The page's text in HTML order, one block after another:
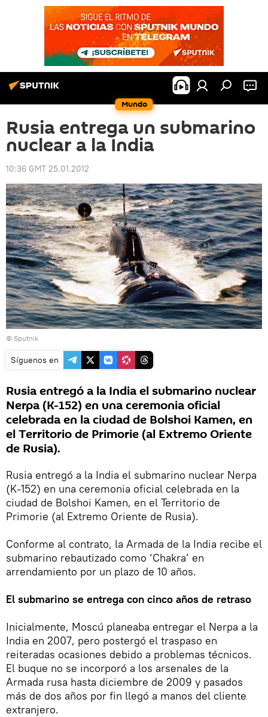
Mundo
Rusia entrega un submarino
nuclear a la India
10:36 GMT 25.01.2012
© Sputnik
Síguenos en
Rusia entregó a la India el submarino nuclear
Nerpa (K-152) en una ceremonia oficial
celebrada en la ciudad de Bolshoi Kamen, en
el Territorio de Primorie (al Extremo Oriente
de Rusia).
Rusia entregó a la India el submarino nuclear Nerpa
(K-152) en una ceremonia oficial celebrada en la
ciudad de Bolshoi Kamen, en el Territorio de
Primorie (al Extremo Oriente de Rusia).
Conforme al contrato, la Armada de la India recibe el
submarino rebautizado como ‘Chakra’ en
arrendamiento por un plazo de 10 años.
El submarino se entrega con cinco años de retraso
Inicialmente, Moscú planeaba entregar el Nerpa a la
India en 2007, pero postergó el traspaso en
reiteradas ocasiones debido a problemas técnicos.
El buque no se incorporó a los arsenales de la
Armada rusa hasta diciembre de 2009 y pasados
más de dos años por fin llegó a manos del cliente
extranjero.